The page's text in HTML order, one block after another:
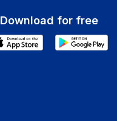
Download for free